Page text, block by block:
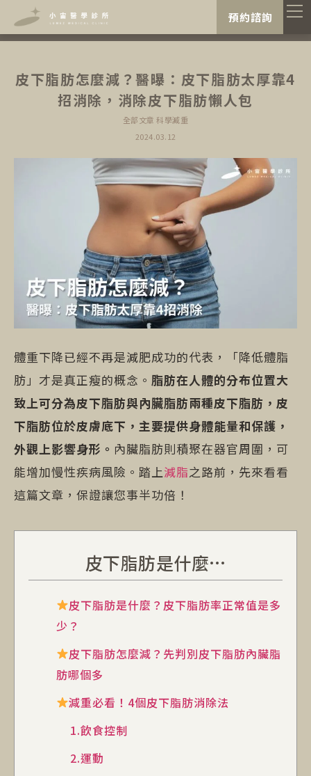
預約諮詢
皮下脂肪怎麼減？醫曝：皮下脂肪太厚靠4
招消除，消除皮下脂肪懶人包
全部文章 科學減重
2024.03.12
體重下降已經不再是減肥成功的代表，「降低體脂
肪」才是真正瘦的概念。 脂肪在人體的分布位置大
致上可分為皮下脂肪與內臟脂肪兩種皮下脂肪，皮
下脂肪位於皮膚底下，主要提供身體能量和保護，
外觀上影響身形。 內臟脂肪則積聚在器官周圍，可
能增加慢性疾病風險。踏上減脂之路前，先來看看
這篇文章，保證讓您事半功倍！
皮下脂肪是什麼…
皮下脂肪是什麼？皮下脂肪率正常值是多
少？
皮下脂肪怎麼減？先判別皮下脂肪內臟脂
肪哪個多
減重必看！4個皮下脂肪消除法
1.飲食控制
2.運動